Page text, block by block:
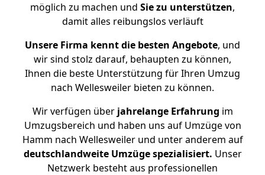
möglich zu machen und Sie zu unterstützen,
damit alles reibungslos verläuft
Unsere Firma kennt die besten Angebote, und
wir sind stolz darauf, behaupten zu können,
Ihnen die beste Unterstützung für Ihren Umzug
nach Wellesweiler bieten zu können.
Wir verfügen überjahrelange Erfahrung im
Umzugsbereich und haben uns auf Umzüge von
Hamm nach Wellesweiler und unter anderem auf
deutschlandweite Umzüge spezialisiert. Unser
Netzwerk besteht aus professionellen